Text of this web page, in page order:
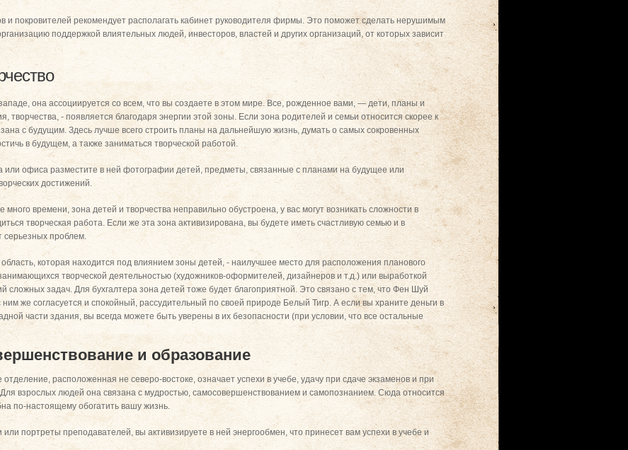
покровителей рекомендует располагать кабинет руководителя фирмы. Это поможет сделать нерушимым
поддержкой влиятельных людей, инвесторов, властей и других организаций, от которых зависит
она ассоциируется со всем, что вы создаете в этом мире. Все, рожденное вами, — дети, планы и
творчества, - появляется благодаря энергии этой зоны. Если зона родителей и семьи относится скорее к
с будущим. Здесь лучше всего строить планы на дальнейшую жизнь, думать о самых сокровенных
в будущем, а также заниматься творческой работой.
или офиса разместите в ней фотографии детей, предметы, связанные с планами на будущее или
достижений.
времени, зона детей и творчества неправильно обустроена, у вас могут возникать сложности в
творческая работа. Если же эта зона активизирована, вы будете иметь счастливую семью и в
серьезных проблем.
которая находится под влиянием зоны детей, - наилучшее место для расположения планового
творческой деятельностью (художников-оформителей, дизайнеров и т.д.) или выработкой
сложных задач. Для бухгалтера зона детей тоже будет благоприятной. Это связано с тем, что Фен Шуй
же согласуется и спокойный, рассудительный по своей природе Белый Тигр. А если вы храните деньги в
части здания, вы всегда можете быть уверены в их безопасности (при условии, что все остальные
и образование
расположенная не северо-востоке, означает успехи в учебе, удачу при сдаче экзаменов и при
взрослых людей она связана с мудростью, самосовершенствованием и самопознанием. Сюда относится
по-настоящему обогатить вашу жизнь.
или портреты преподавателей, вы активизируете в ней энергообмен, что принесет вам успехи в учебе и